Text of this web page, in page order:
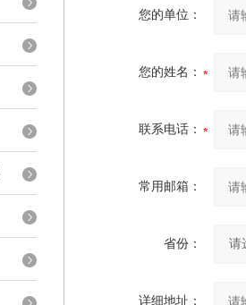
您的单位：
您的姓名：
联系电话：
常用邮箱：
省份：
详细地址：